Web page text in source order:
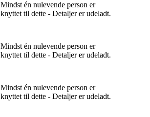
Mindst én nulevende person er
knyttet til dette - Detaljer er udeladt.
Mindst én nulevende person er
knyttet til dette - Detaljer er udeladt.
Mindst én nulevende person er
knyttet til dette - Detaljer er udeladt.